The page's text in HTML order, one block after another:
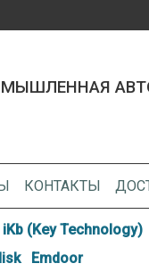
КОНТАКТЫ
iKb (Key Technology)
Emdoor